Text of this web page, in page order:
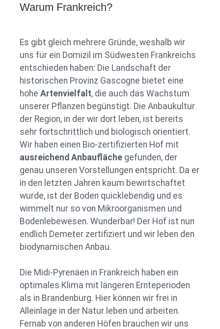
Warum Frankreich?
Es gibt gleich mehrere Gründe, weshalb wir
uns für ein Domizil im Südwesten Frankreichs
entschieden haben: Die Landschaft der
historischen Provinz Gascogne bietet eine
hohe Artenvielfalt, die auch das Wachstum
unserer Pflanzen begünstigt. Die Anbaukultur
der Region, in der wir dort leben, ist bereits
sehr fortschrittlich und biologisch orientiert.
Wir haben einen Bio-zertifizierten Hof mit
ausreichend Anbaufläche gefunden, der
genau unseren Vorstellungen entspricht. Da er
in den letzten Jahren kaum bewirtschaftet
wurde, ist der Boden quicklebendig und es
wimmelt nur so von Mikroorganismen und
Bodenlebewesen. Wunderbar! Der Hof ist nun
endlich Demeter zertifiziert und wir leben den
biodynamischen Anbau.
Die Midi-Pyrenäen in Frankreich haben ein
optimales Klima mit längeren Ernteperioden
als in Brandenburg. Hier können wir frei in
Alleinlage in der Natur leben und arbeiten.
Fernab von anderen Höfen brauchen wir uns